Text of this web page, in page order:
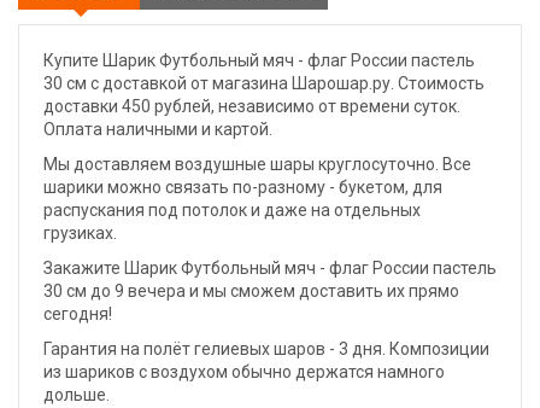
Купите Шарик Футбольный мяч - флаг России пастель
30 см с доставкой от магазина Шарошар.ру. Стоимость
доставки 450 рублей, независимо от времени суток.
Оплата наличными и картой.
Мы доставляем воздушные шары круглосуточно. Все
шарики можно связать по-разному - букетом, для
распускания под потолок и даже на отдельных
грузиках.
Закажите Шарик Футбольный мяч - флаг России пастель
30 см до 9 вечера и мы сможем доставить их прямо
сегодня!
Гарантия на полёт гелиевых шаров - 3 дня. Композиции
из шариков с воздухом обычно держатся намного
дольше.